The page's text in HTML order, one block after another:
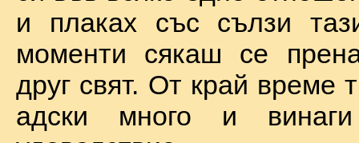
и плаках със сълзи
моменти сякаш се
друг свят. От край време
адски много и